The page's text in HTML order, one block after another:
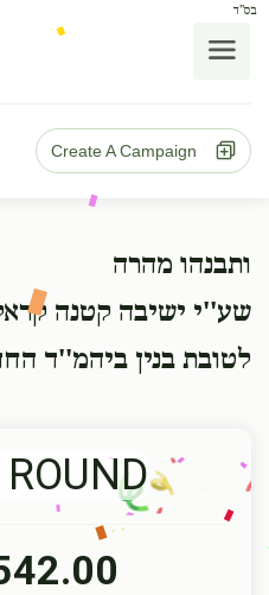
בס"ד
Create A Campaign
ותבנהו מהרה
שע''י ישיבה קטנה
לטובת בנין ביהמ''ד